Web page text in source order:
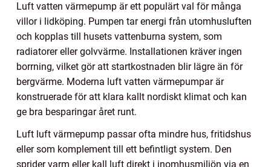
Luft vatten värmepump är ett populärt val för många
villor i lidköping. Pumpen tar energi från utomhusluften
och kopplas till husets vattenburna system, som
radiatorer eller golvvärme. Installationen kräver ingen
borrning, vilket gör att startkostnaden blir lägre än för
bergvärme. Moderna luft vatten värmepumpar är
konstruerade för att klara kallt nordiskt klimat och kan
ge bra besparingar året runt.
Luft luft värmepump passar ofta mindre hus, fritidshus
eller som komplement till ett befintligt system. Den
sprider varm eller kall luft direkt i inomhusmiljön via en